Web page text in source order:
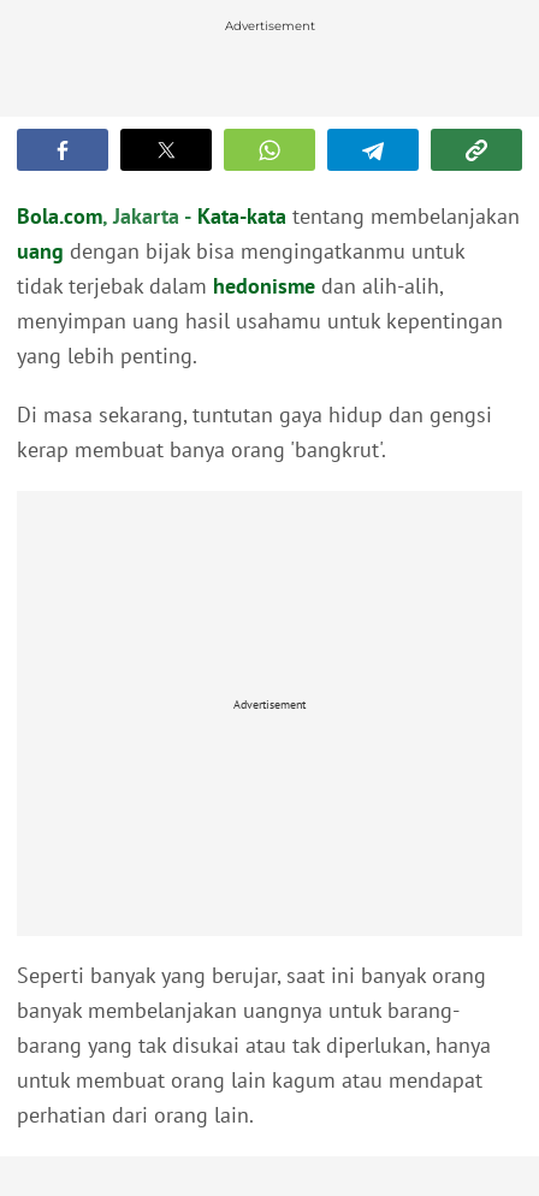
Advertisement
Bola.com, Jakarta - Kata-kata tentang membelanjakan
uang dengan bijak bisa mengingatkanmu untuk
tidak terjebak dalam hedonisme dan alih-alih,
menyimpan uang hasil usahamu untuk kepentingan
yang lebih penting.
Di masa sekarang, tuntutan gaya hidup dan gengsi
kerap membuat banya orang 'bangkrut'.
Advertisement
Seperti banyak yang berujar, saat ini banyak orang
banyak membelanjakan uangnya untuk barang-
barang yang tak disukai atau tak diperlukan, hanya
untuk membuat orang lain kagum atau mendapat
perhatian dari orang lain.